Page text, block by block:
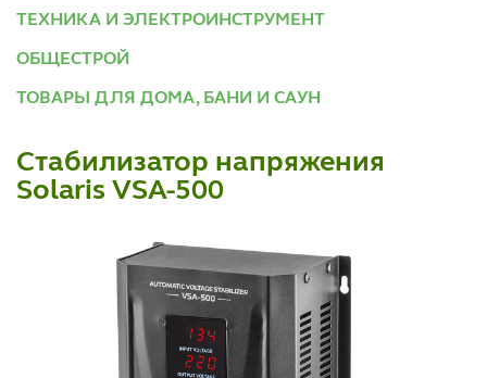
ТЕХНИКА И ЭЛЕКТРОИНСТРУМЕНТ
ОБЩЕСТРОЙ
ТОВАРЫ ДЛЯ ДОМА, БАНИ И САУН
Стабилизатор напряжения
Solaris VSA-500